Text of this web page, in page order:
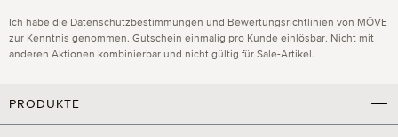
Ich habe die Datenschutzbestimmungen und Bewertungsrichtlinien von MÖVE
zur Kenntnis genommen. Gutschein einmalig pro Kunde einlösbar. Nicht mit
anderen Aktionen kombinierbar und nicht gültig für Sale-Artikel.
PRODUKTE